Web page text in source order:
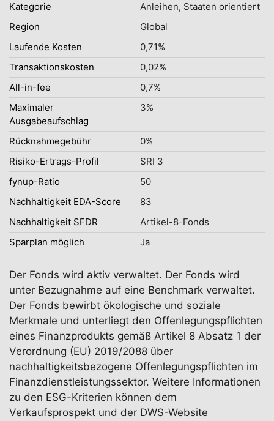
Kategorie
Anleihen, Staaten orientiert
Region
Global
Laufende Kosten
0,71%
Transaktionskosten
0,02%
All-in-fee
0,7%
Maximaler
Ausgabeaufschlag
3%
Rücknahmegebühr
0%
Risiko-Ertrags-Profil
SRI 3
fynup-Ratio
50
Nachhaltigkeit EDA-Score
83
Nachhaltigkeit SFDR
Artikel-8-Fonds
Sparplan möglich
Ja
Der Fonds wird aktiv verwaltet. Der Fonds wird
unter Bezugnahme auf eine Benchmark verwaltet.
Der Fonds bewirbt ökologische und soziale
Merkmale und unterliegt den Offenlegungspflichten
eines Finanzprodukts gemäß Artikel 8 Absatz 1 der
Verordnung (EU) 2019/2088 über
nachhaltigkeitsbezogene Offenlegungspflichten im
Finanzdienstleistungssektor. Weitere Informationen
zu den ESG-Kriterien können dem
Verkaufsprospekt und der DWS-Website